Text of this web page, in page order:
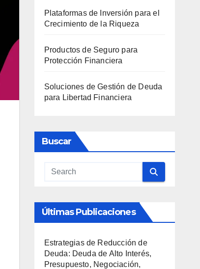
Plataformas de Inversión para el
Crecimiento de la Riqueza
Productos de Seguro para
Protección Financiera
Soluciones de Gestión de Deuda
para Libertad Financiera
Buscar
Últimas Publicaciones
Estrategias de Reducción de
Deuda: Deuda de Alto Interés,
Presupuesto, Negociación,